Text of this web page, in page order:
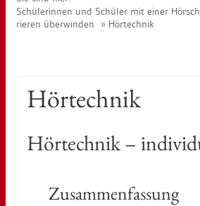
Schü­le­rin­nen und Schü­ler mit einer
rie­ren über­win­den
Hör­tech­nik
Hör­tech­nik
Hör­tech­nik –
Zu­sam­men­fas­sung